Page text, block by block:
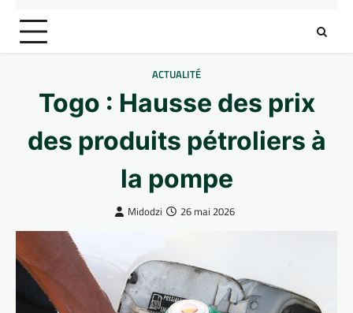
ACTUALITÉ
Togo : Hausse des prix
des produits pétroliers à
la pompe
Midodzi 26 mai 2026